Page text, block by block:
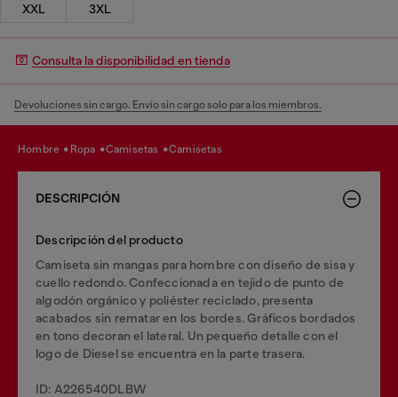
XXL
3XL
Consulta la disponibilidad en tienda
Devoluciones sin cargo. Envío sin cargo solo para los miembros.
hombre ropa camisetas camisetas
DESCRIPCIÓN
Descripción del producto
Camiseta sin mangas para hombre con diseño de sisa y
cuello redondo. Confeccionada en tejido de punto de
algodón orgánico y poliéster reciclado, presenta
acabados sin rematar en los bordes. Gráficos bordados
en tono decoran el lateral. Un pequeño detalle con el
logo de Diesel se encuentra en la parte trasera.
ID: A226540DLBW